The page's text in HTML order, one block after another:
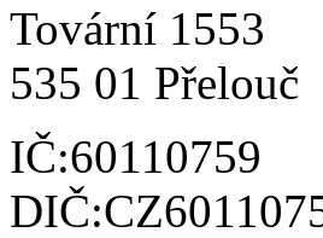
Tovární 1553
535 01 Přelouč
IČ:60110759